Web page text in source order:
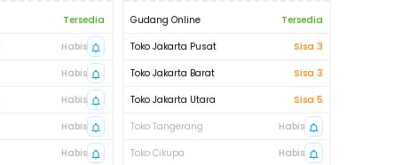
Tersedia
Habis
Habis
Habis
Habis
Habis
Gudang Online
Tersedia
Toko Jakarta Pusat
Sisa 3
Toko Jakarta Barat
Sisa 3
Toko Jakarta Utara
Sisa 5
Toko Tangerang
Habis
Toko Cikupa
Habis